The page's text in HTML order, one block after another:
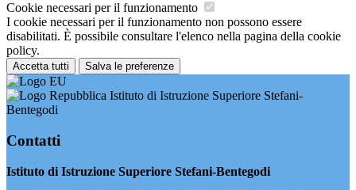
Cookie necessari per il funzionamento
I cookie necessari per il funzionamento non possono essere
disabilitati. È possibile consultare l'elenco nella pagina della cookie
policy.
Accetta tutti Salva le preferenze
Istituto di Istruzione Superiore Stefani-
Bentegodi
Contatti
Istituto di Istruzione Superiore Stefani-Bentegodi